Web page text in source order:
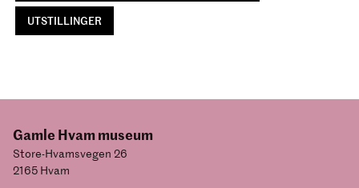
UTSTILLINGER
Gamle Hvam museum
Store-Hvamsvegen 26
2165 Hvam